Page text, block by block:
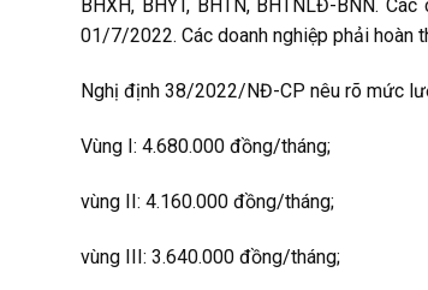
BHXH, BHYT, BHTN, BHTNLĐ-BNN.
01/7/2022. Các doanh nghiệp phải hoàn
Nghị định 38/2022/NĐ-CP nêu rõ mức
Vùng I: 4.680.000 đồng/tháng;
vùng II: 4.160.000 đồng/tháng;
vùng III: 3.640.000 đồng/tháng;